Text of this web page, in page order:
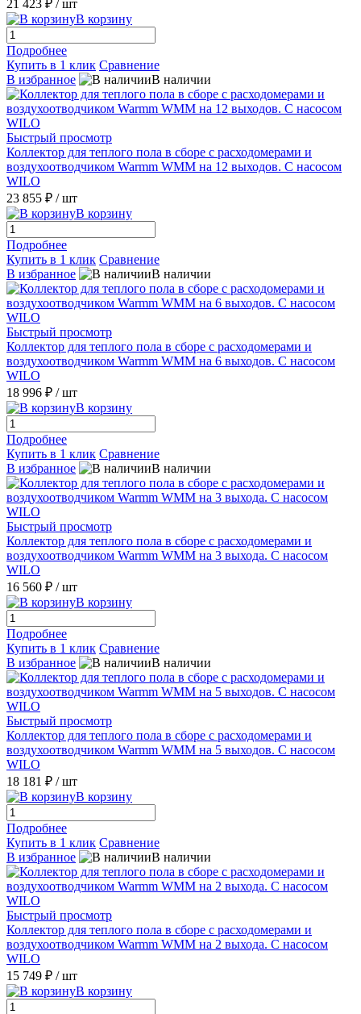
21 423 ₽ / шт
В корзину
Подробнее
Купить в 1 клик Сравнение
В избранное
В наличии
Быстрый просмотр
Коллектор для теплого пола в сборе с расходомерами и
воздухоотводчиком Warmm WMM на 12 выходов. С насосом
WILO
23 855 ₽ / шт
В корзину
Подробнее
Купить в 1 клик Сравнение
В избранное
В наличии
Быстрый просмотр
Коллектор для теплого пола в сборе с расходомерами и
воздухоотводчиком Warmm WMM на 6 выходов. С насосом
WILO
18 996 ₽ / шт
В корзину
Подробнее
Купить в 1 клик Сравнение
В избранное
В наличии
Быстрый просмотр
Коллектор для теплого пола в сборе с расходомерами и
воздухоотводчиком Warmm WMM на 3 выхода. С насосом
WILO
16 560 ₽ / шт
В корзину
Подробнее
Купить в 1 клик Сравнение
В избранное
В наличии
Быстрый просмотр
Коллектор для теплого пола в сборе с расходомерами и
воздухоотводчиком Warmm WMM на 5 выходов. С насосом
WILO
18 181 ₽ / шт
В корзину
Подробнее
Купить в 1 клик Сравнение
В избранное
В наличии
Быстрый просмотр
Коллектор для теплого пола в сборе с расходомерами и
воздухоотводчиком Warmm WMM на 2 выхода. С насосом
WILO
15 749 ₽ / шт
В корзину